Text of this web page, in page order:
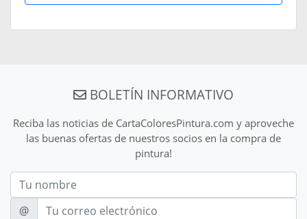
BOLETÍN INFORMATIVO
Reciba las noticias de CartaColoresPintura.com y aproveche
las buenas ofertas de nuestros socios en la compra de
pintura!
Nom
E-mail
@